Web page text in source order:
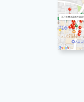
日和商事様のサー
【デジタル会員証】
トパーク岡崎店様
【デジタル会員証】
スがスタートしまし